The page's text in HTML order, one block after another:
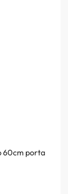
60cm porta